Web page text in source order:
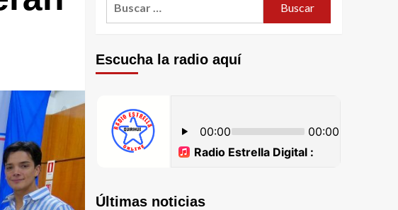
Escucha la radio aquí
Últimas noticias